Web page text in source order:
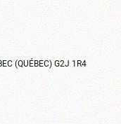
(QUÉBEC) G2J 1R4